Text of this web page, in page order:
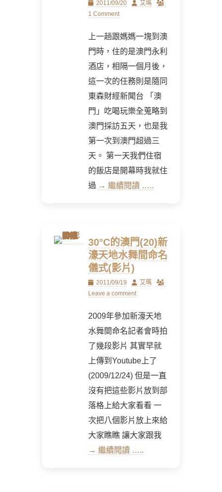
Posted
on
2011/09/20 Author
艾瑪
1 Comment
上一趟跟媽媽一塊到澳
門時，住的是澳門永利
酒店，相隔一個月後，
這一次的任務則是隨同
東森財經新聞台 「澳
門」吃喝玩樂全蒐略到
澳門採訪五天，也是我
第一次到澳門超過三
天。 第一天我們住宿
的飯店是開幕時我就住
過 → 繼續閱讀 …..
30°C的澳門(20)新
濠天地水舞間命名
儀式(影片)
Posted
on
2011/09/19 Author
艾瑪
Leave a comment
2009年參加新濠天地
水舞間命名記者會時拍
了幾段影片 其實早就
上傳到Youtube上了
(2009/12/24) 但是一直
沒有把這些影片放到部
落格上給大家看看 一
次把八個影片放上來給
大家瞧瞧 讓大家跟我
→ 繼續閱讀 …..